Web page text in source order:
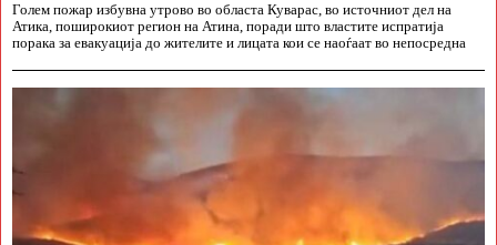
Голем пожар избувна утрово во областа Куварас, во источниот дел на
Атика, поширокиот регион на Атина, поради што властите испратија
порака за евакуација до жителите и лицата кои се наоѓаат во непосредна